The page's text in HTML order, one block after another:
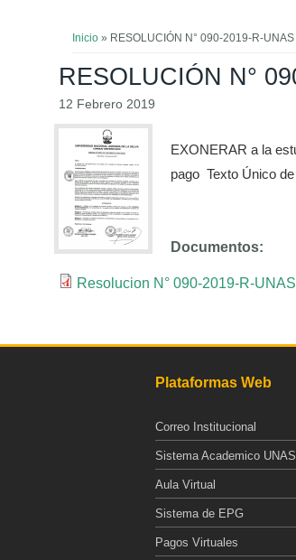
Usted está aquí
Inicio » RESOLUCIÓN N° 090-2019-R-UNAS
RESOLUCIÓN N°
12 Febrero 2019
EXONERAR a la
pago Texto Único
Documentos:
Resolucion N° 090-2019-R-
Plataformas Web
Correo Institucional
Sistema Academico UNAS
Aula Virtual
Sistema de EPG
Pagos Virtuales